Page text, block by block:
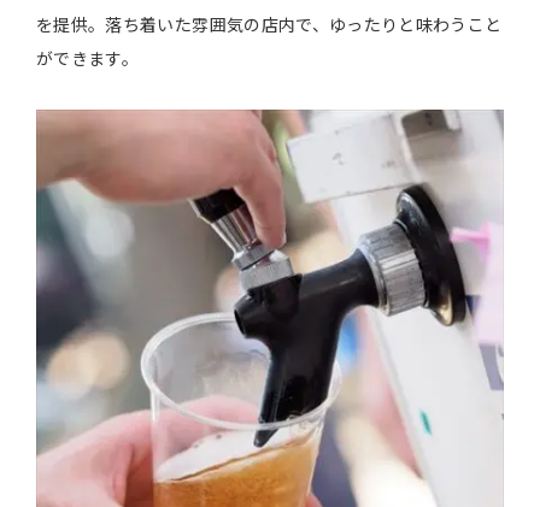
を提供。落ち着いた雰囲気の店内で、ゆったりと味わうこと
ができます。